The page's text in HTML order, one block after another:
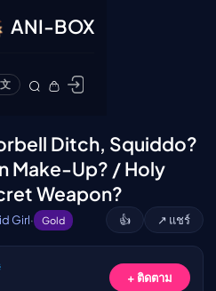
ANI-BOX
ปิด
ONE PIECE
Cardlist
Collection
Deck Builder
My-Collection
Deck Library
Ditch, Squiddo?
Make-Up? / Holy
Weapon?
Girl· Gold 👍 ↗ แชร์
+ ติดตาม